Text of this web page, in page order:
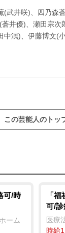
(武井咲)、四乃森
井優)、瀬田宗次
泯)、伊藤博文(小
この芸能人のトッ
可/時
ーム
「
可/診
医療
時給